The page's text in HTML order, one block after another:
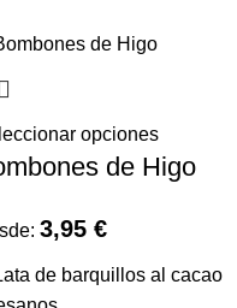
opciones
de Higo
3,95 €